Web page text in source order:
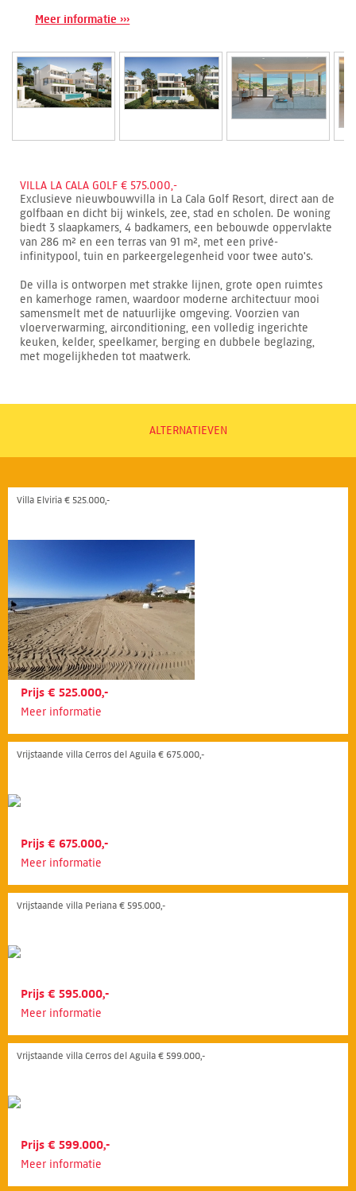
Meer informatie ›››
VILLA LA CALA GOLF € 575.000,-
Exclusieve nieuwbouwvilla in La Cala Golf Resort, direct aan de
golfbaan en dicht bij winkels, zee, stad en scholen. De woning
biedt 3 slaapkamers, 4 badkamers, een bebouwde oppervlakte
van 286 m² en een terras van 91 m², met een privé-
infinitypool, tuin en parkeergelegenheid voor twee auto's.
De villa is ontworpen met strakke lijnen, grote open ruimtes
en kamerhoge ramen, waardoor moderne architectuur mooi
samensmelt met de natuurlijke omgeving. Voorzien van
vloerverwarming, airconditioning, een volledig ingerichte
keuken, kelder, speelkamer, berging en dubbele beglazing,
met mogelijkheden tot maatwerk.
ALTERNATIEVEN
Villa Elviria € 525.000,-
Prijs € 525.000,-
Meer informatie
Vrijstaande villa Cerros del Aguila € 675.000,-
Prijs € 675.000,-
Meer informatie
Vrijstaande villa Periana € 595.000,-
Prijs € 595.000,-
Meer informatie
Vrijstaande villa Cerros del Aguila € 599.000,-
Prijs € 599.000,-
Meer informatie